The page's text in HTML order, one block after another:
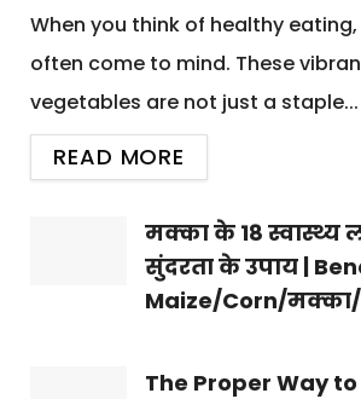
When you think of healthy
often come to mind. These
vegetables are not just a staple...
READ MORE
मक्का के 18 स्वास्थ्य
सुंदरता के उपाय |
Maize/Corn/
The Proper Way